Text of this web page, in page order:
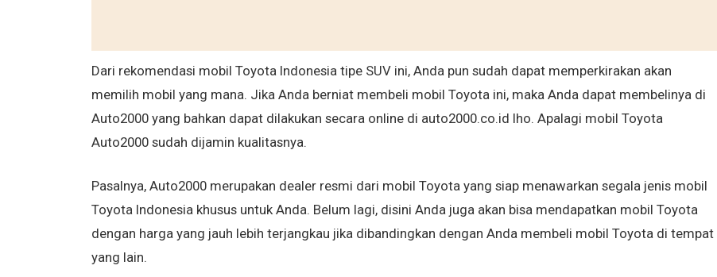
Dari rekomendasi mobil Toyota Indonesia tipe SUV ini, Anda pun sudah dapat memperkirakan akan
memilih mobil yang mana. Jika Anda berniat membeli mobil Toyota ini, maka Anda dapat membelinya di
Auto2000 yang bahkan dapat dilakukan secara online di auto2000.co.id lho. Apalagi mobil Toyota
Auto2000 sudah dijamin kualitasnya.
Pasalnya, Auto2000 merupakan dealer resmi dari mobil Toyota yang siap menawarkan segala jenis mobil
Toyota Indonesia khusus untuk Anda. Belum lagi, disini Anda juga akan bisa mendapatkan mobil Toyota
dengan harga yang jauh lebih terjangkau jika dibandingkan dengan Anda membeli mobil Toyota di tempat
yang lain.